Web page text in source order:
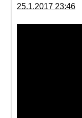
25.1.2017 23:46